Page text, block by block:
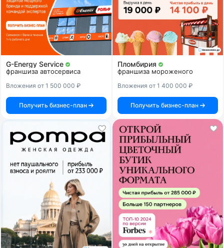
G-Energy Service
франшиза автосервиса
Вложения от 1 500 000 ₽
Получить бизнес-план
Пломбирия
франшиза мороженого
Вложения от 1 400 000 ₽
Получить бизнес-план